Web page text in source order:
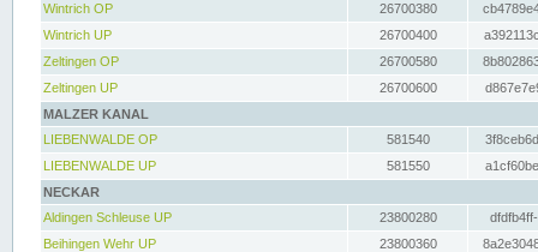
Wintrich OP
26700380
Wintrich UP
26700400
Zeltingen OP
26700580
Zeltingen UP
26700600
MALZER KANAL
LIEBENWALDE OP
581540
LIEBENWALDE UP
581550
NECKAR
Aldingen Schleuse UP
23800280
Beihingen Wehr UP
23800360